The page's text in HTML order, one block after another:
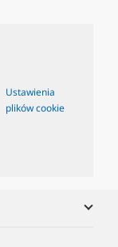
Ustawienia
plików cookie